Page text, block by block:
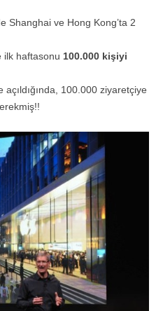
Shanghai ve Hong Kong’ta 2
ilk haftasonu 100.000 kişiyi
açıldığında, 100.000 ziyaretçiye